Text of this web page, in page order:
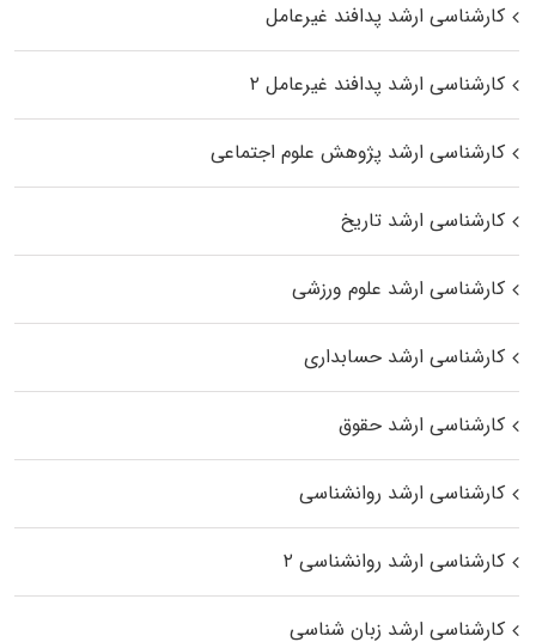
کارشناسی ارشد پدافند غیرعامل
کارشناسی ارشد پدافند غیرعامل ۲
کارشناسی ارشد پژوهش علوم اجتماعی
کارشناسی ارشد تاریخ
کارشناسی ارشد علوم ورزشی
کارشناسی ارشد حسابداری
کارشناسی ارشد حقوق
کارشناسی ارشد روانشناسی
کارشناسی ارشد روانشناسی ۲
کارشناسی ارشد زبان شناسی